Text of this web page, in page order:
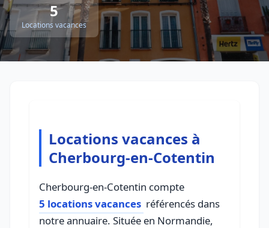
5
Locations vacances
Locations vacances à
Cherbourg-en-Cotentin
Cherbourg-en-Cotentin compte
5 locations vacances référencés dans
notre annuaire. Située en Normandie,